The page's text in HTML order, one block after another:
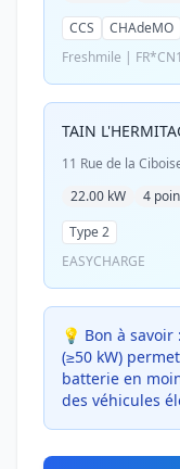
CCS
CHAdeMO
Freshmile | FR*CN1
TAIN
11 Rue de la
22.00 kW
4
Type 2
EASYCHARGE
💡 Bon à savoir :
(≥50 kW)
batterie en
des véhicules